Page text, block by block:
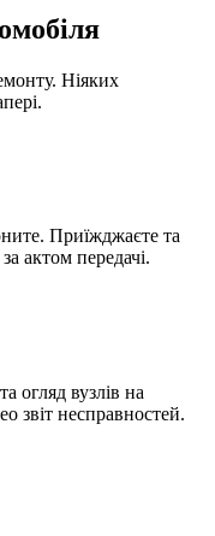
Ніяких
Приїжджаєте та
актом передачі.
огляд вузлів на
звіт несправностей.